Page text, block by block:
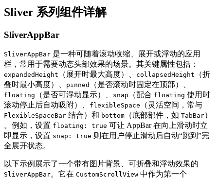
Sliver 系列组件详解
SliverAppBar
SliverAppBar 是一种可随着滚动收缩、展开或浮动的应用
栏，常用于需要动态头部效果的场景。其关键属性包括：
expandedHeight （展开时最大高度）、 collapsedHeight
（折
叠时最小高度）、
pinned （是否滚动时固定在顶部）、
floating （是否可浮动显示）、 snap （配合 floating 使用时
滚动停止后自动吸附）、
flexibleSpace （灵活空间，常与
FlexibleSpaceBar 结合）和 bottom （底部部件，如 TabBar）
。例如，设置 floating: true 可让 AppBar 在向上滑动时立
即显示，设置 snap: true 则在用户停止滑动后自动“跳到”完
全展开状态。
以下示例展示了一个带有图片背景、可折叠和浮动效果的
SliverAppBar。它在 CustomScrollView 中作为第一个